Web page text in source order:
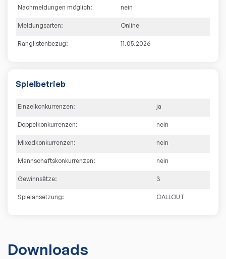
Nachmeldungen möglich: nein
Meldungsarten: Online
Ranglistenbezug: 11.05.2026
Spielbetrieb
Einzelkonkurrenzen: ja
Doppelkonkurrenzen: nein
Mixedkonkurrenzen: nein
Mannschaftskonkurrenzen: nein
Gewinnsätze: 3
Spielansetzung: CALLOUT
Downloads